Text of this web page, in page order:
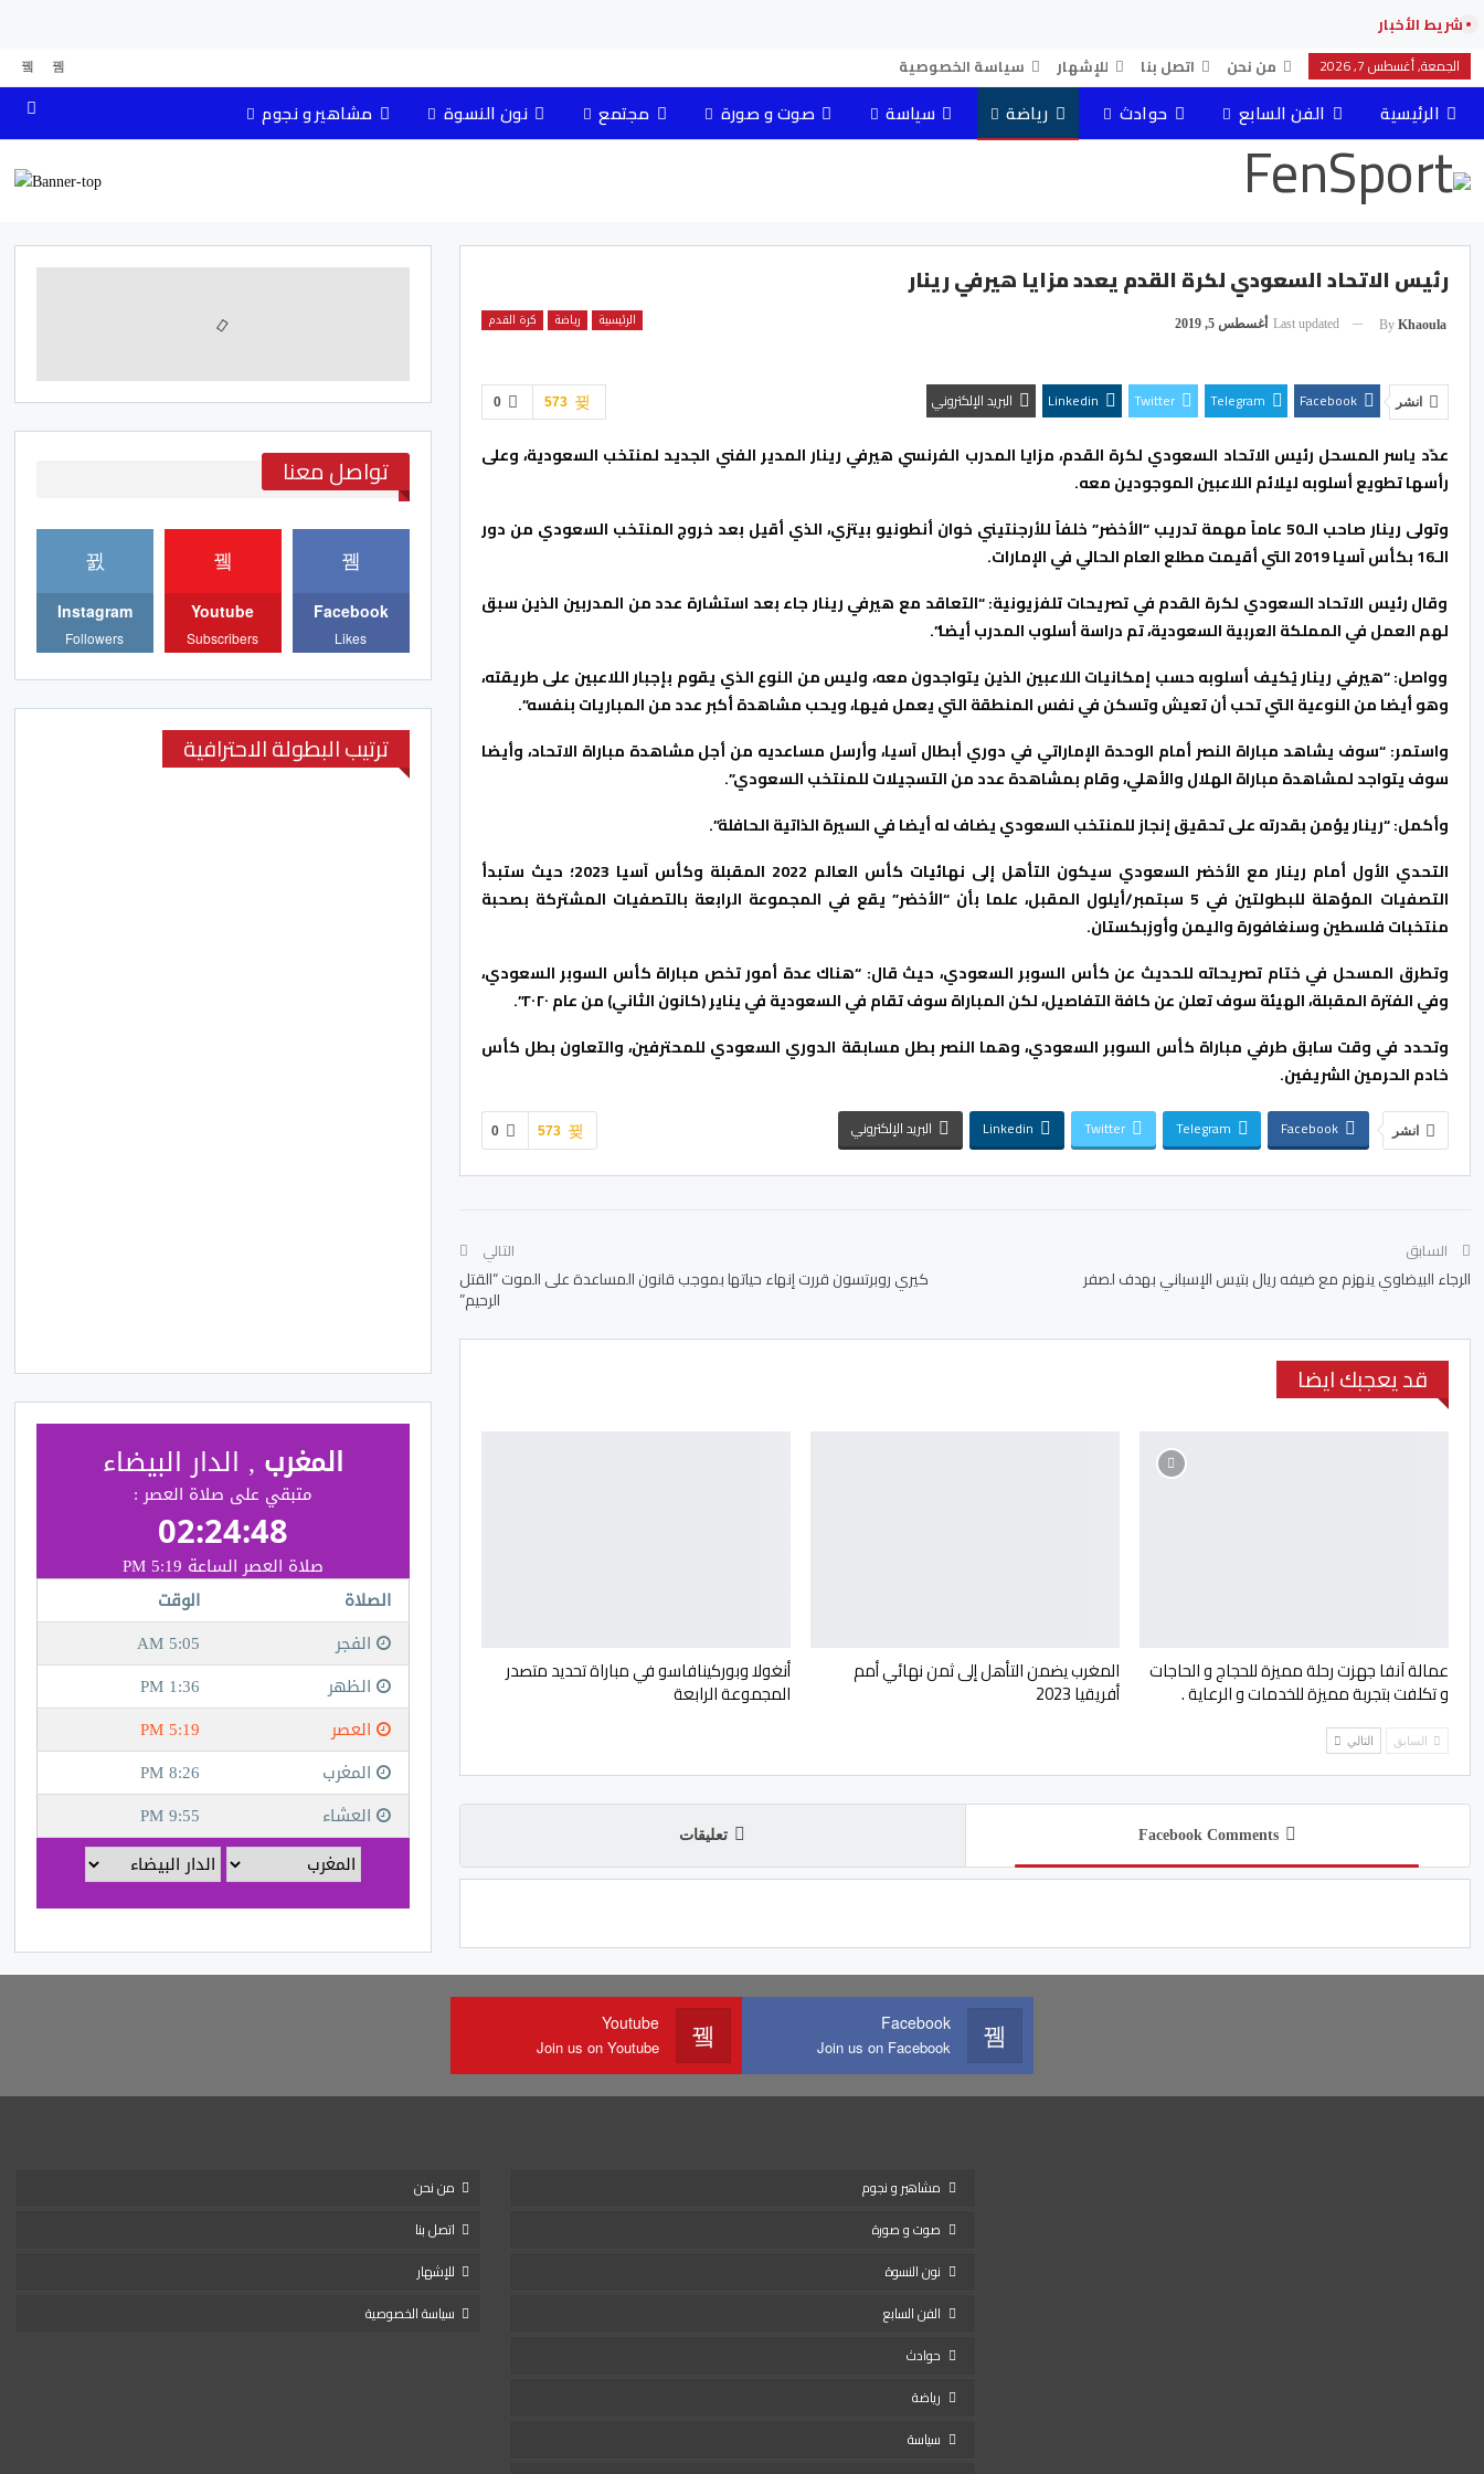
شريط الأخبار
الجمعة, أغسطس 7, 2026 من نحن اتصل بنا للإشهار سياسة الخصوصية
الرئيسية الفن السابع حوادث رياضة سياسة صوت و صورة مجتمع نون النسوة مشاهير و نجوم
رئيس الاتحاد السعودي لكرة القدم يعدد مزايا هيرفي رينار
الرئيسية رياضة كرة القدم By Khaoula
Last updated أغسطس 5, 2019
0 573 انشر Facebook
Telegram
Twitter
Linkedin البريد الإلكتروني
عدّد ياسر المسحل رئيس الاتحاد السعودي لكرة القدم، مزايا المدرب الفرنسي هيرفي رينار المدير الفني الجديد لمنتخب السعودية، وعلى
رأسها تطويع أسلوبه ليلائم اللاعبين الموجودين معه.
وتولى رينار صاحب الـ50 عاماً مهمة تدريب “الأخضر” خلفاً للأرجنتيني خوان أنطونيو بيتزي، الذي أقيل بعد خروج المنتخب السعودي من دور
الـ16 بكأس آسيا 2019 التي أقيمت مطلع العام الحالي في الإمارات.
وقال رئيس الاتحاد السعودي لكرة القدم في تصريحات تلفزيونية: “التعاقد مع هيرفي رينار جاء بعد استشارة عدد من المدربين الذين سبق
لهم العمل في المملكة العربية السعودية، تم دراسة أسلوب المدرب أيضا”.
وواصل: “هيرفي رينار يُكيف أسلوبه حسب إمكانيات اللاعبين الذين يتواجدون معه، وليس من النوع الذي يقوم بإجبار اللاعبين على طريقته،
وهو أيضا من النوعية التي تحب أن تعيش وتسكن في نفس المنطقة التي يعمل فيها، ويحب مشاهدة أكبر عدد من المباريات بنفسه”.
واستمر: “سوف يشاهد مباراة النصر أمام الوحدة الإماراتي في دوري أبطال آسيا، وأرسل مساعديه من أجل مشاهدة مباراة الاتحاد، وأيضا
سوف يتواجد لمشاهدة مباراة الهلال والأهلي، وقام بمشاهدة عدد من التسجيلات للمنتخب السعودي”.
وأكمل: “رينار يؤمن بقدرته على تحقيق إنجاز للمنتخب السعودي يضاف له أيضا في السيرة الذاتية الحافلة”.
التحدي الأول أمام رينار مع الأخضر السعودي سيكون التأهل إلى نهائيات كأس العالم 2022 المقبلة وكأس آسيا 2023؛ حيث ستبدأ
التصفيات المؤهلة للبطولتين في 5 سبتمبر/أيلول المقبل، علما بأن “الأخضر” يقع في المجموعة الرابعة بالتصفيات المشتركة بصحبة
منتخبات فلسطين وسنغافورة واليمن وأوزبكستان.
وتطرق المسحل في ختام تصريحاته للحديث عن كأس السوبر السعودي، حيث قال: “هناك عدة أمور تخص مباراة كأس السوبر السعودي،
وفي الفترة المقبلة، الهيئة سوف تعلن عن كافة التفاصيل، لكن المباراة سوف تقام في السعودية في يناير (كانون الثاني) من عام ٢٠٢٠”.
وتحدد في وقت سابق طرفي مباراة كأس السوبر السعودي، وهما النصر بطل مسابقة الدوري السعودي للمحترفين، والتعاون بطل كأس
خادم الحرمين الشريفين.
0 573 انشر Facebook
Telegram
Twitter
Linkedin البريد الإلكتروني
السابق
الرجاء البيضاوي ينهزم مع ضيفه ريال بتيس الإسباني بهدف لصفر
التالي
كيري روبرتسون قررت إنهاء حياتها بموجب قانون المساعدة على الموت “القتل
الرحيم”
قد يعجبك ايضا
عمالة آنفا جهزت رحلة مميزة للحجاج و الحاجات
و تكلفت بتجربة مميزة للخدمات و الرعاية .
المغرب يضمن التأهل إلى ثمن نهائي أمم
أفريقيا 2023
أنغولا وبوركينافاسو في مباراة تحديد متصدر
المجموعة الرابعة
السابق التالي
Facebook Comments تعليقات
تواصل معنا
Facebook
Likes
Youtube
Subscribers
Instagram
Followers
ترتيب البطولة الاحترافية
Facebook
Join us on Facebook
Youtube
Join us on Youtube
مشاهير و نجوم
صوت و صورة
نون النسوة
الفن السابع
حوادث
رياضة
سياسة
من نحن
اتصل بنا
للإشهار
سياسة الخصوصية